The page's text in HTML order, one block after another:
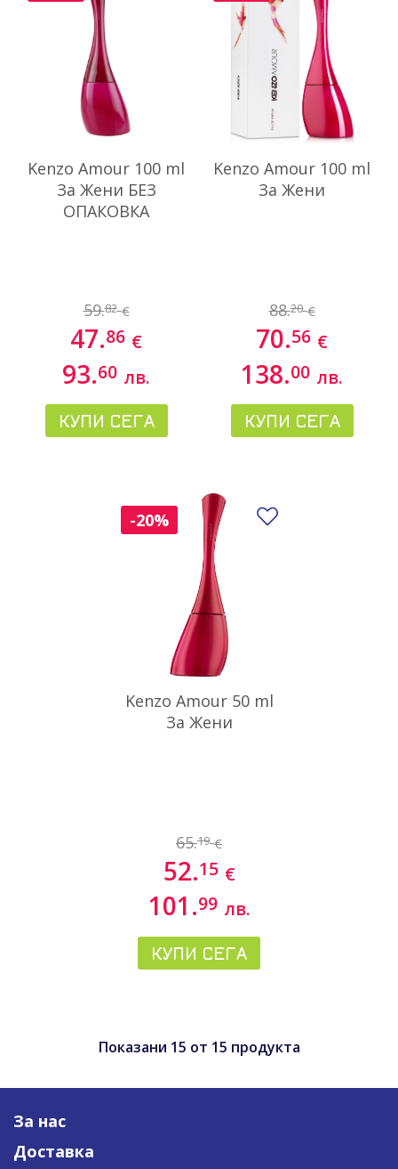
Kenzo Amour 100 ml
За Жени БЕЗ
ОПАКОВКА
59.82 €
47.86 €
93.60 лв.
КУПИ СЕГА
Kenzo Amour 100 ml
За Жени
88.20 €
70.56 €
138.00 лв.
КУПИ СЕГА
Kenzo Amour 50 ml
За Жени
65.19 €
52.15 €
101.99 лв.
КУПИ СЕГА
-20%
Показани 15 от 15 продукта
За нас
Доставка